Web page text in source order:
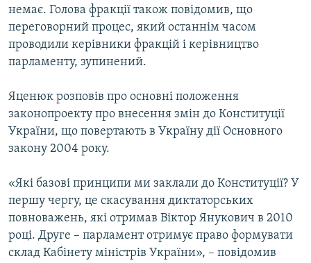
немає. Голова фракції також повідомив, що
переговорний процес, який останнім часом
проводили керівники фракцій і керівництво
парламенту, зупинений.
Яценюк розповів про основні положення
законопроекту про внесення змін до Конституції
України, що повертають в Україну дії Основного
закону 2004 року.
«Які базові принципи ми заклали до Конституції? У
першу чергу, це скасування диктаторських
повноважень, які отримав Віктор Янукович в 2010
році. Друге – парламент отримує право формувати
склад Кабінету міністрів України», – повідомив